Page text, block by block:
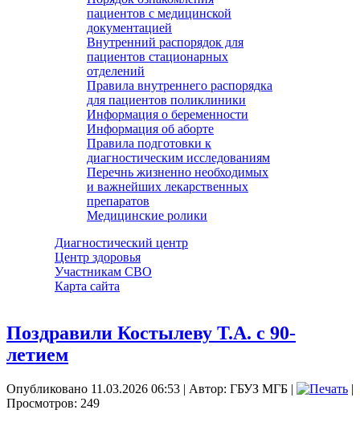
пациентов с медицинской
документацией
Внутренний распорядок для
пациентов стационарных
отделений
Правила внутреннего распорядка
для пациентов поликлиники
Информация о беременности
Информация об аборте
Правила подготовки к
диагностическим исследованиям
Перечнь жизненно необходимых
и важнейших лекарственных
препаратов
Медицинские ролики
Диагностический центр
Центр здоровья
Участникам СВО
Карта сайта
Поздравили Костылеву Т.А. с 90-
летием
Опубликовано 11.03.2026 06:53 | Автор: ГБУЗ МГБ |
|
Просмотров: 249